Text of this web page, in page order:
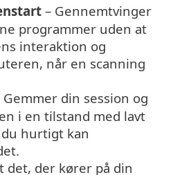
– Gennemtvinger
programmer uden at
interaktion og
når en scanning
Gemmer din session og
i en tilstand med lavt
hurtigt kan
det, der kører på din